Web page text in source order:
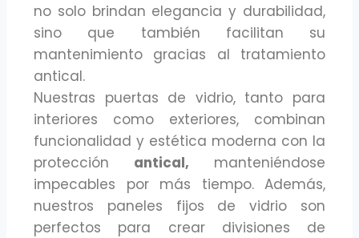
no solo brindan elegancia y durabilidad,
sino que también facilitan su
mantenimiento gracias al tratamiento
antical.
Nuestras puertas de vidrio, tanto para
interiores como exteriores, combinan
funcionalidad y estética moderna con la
protección antical, manteniéndose
impecables por más tiempo. Además,
nuestros paneles fijos de vidrio son
perfectos para crear divisiones de